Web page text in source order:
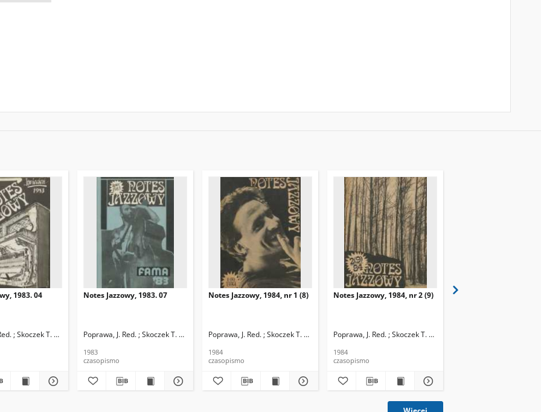
1983. 04
; Skoczek T. Red.
Notes Jazzowy, 1983. 07
Poprawa, J. Red. ; Skoczek T. Red.
1983
czasopismo
Notes Jazzowy, 1984, nr 1 (8)
Poprawa, J. Red. ; Skoczek T. Red.
1984
czasopismo
Notes Jazzowy, 1984, nr 2 (9)
Poprawa, J. Red. ; Skoczek T. Red.
1984
czasopismo